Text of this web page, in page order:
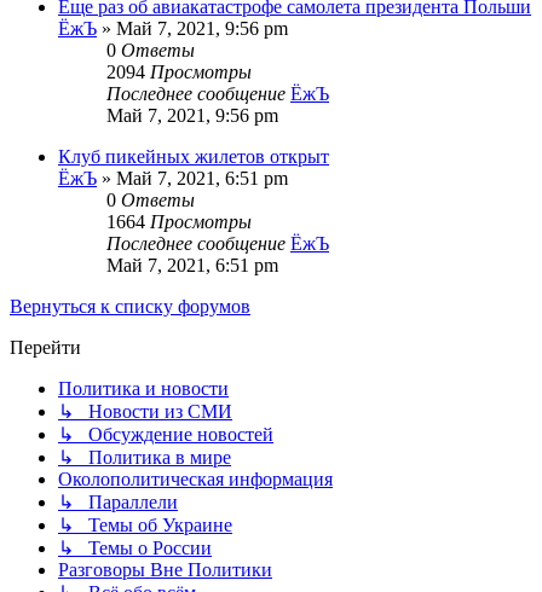
Еще раз об авиакатастрофе самолета президента Польши
ЁжЪ » Май 7, 2021, 9:56 pm
0 Ответы
2094 Просмотры
Последнее сообщение ЁжЪ
Май 7, 2021, 9:56 pm
Клуб пикейных жилетов открыт
ЁжЪ » Май 7, 2021, 6:51 pm
0 Ответы
1664 Просмотры
Последнее сообщение ЁжЪ
Май 7, 2021, 6:51 pm
Вернуться к списку форумов
Перейти
Политика и новости
↳ Новости из СМИ
↳ Обсуждение новостей
↳ Политика в мире
Околополитическая информация
↳ Параллели
↳ Темы об Украине
↳ Темы о России
Разговоры Вне Политики